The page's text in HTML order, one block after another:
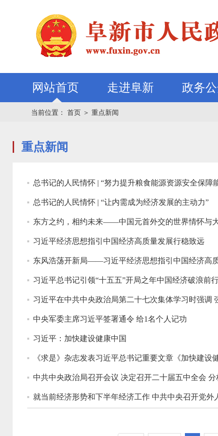
网站首页 走进阜新 政务
当前位置： 首页 ＞ 重点新闻
重点新闻
总书记的人民情怀 | “努力提升粮食能源资源安全保障
总书记的人民情怀 | “让内需成为经济发展的主动力”
东方之约，相约未来——中国元首外交的世界情怀与
习近平经济思想指引中国经济高质量发展行稳致远
东风浩荡开新局——习近平经济思想指引中国经济高
习近平总书记引领“十五五”开局之年中国经济破浪前
习近平在中共中央政治局第二十七次集体学习时强调
中央军委主席习近平签署通令 给1名个人记功
习近平：加快建设健康中国
《求是》杂志发表习近平总书记重要文章《加快建设
中共中央政治局召开会议 决定召开二十届五中全会
就当前经济形势和下半年经济工作 中共中央召开党